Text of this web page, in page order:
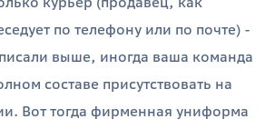
по телефону или по почте) -
выше, иногда ваша команда
составе присутствовать на
Вот тогда фирменная униформа